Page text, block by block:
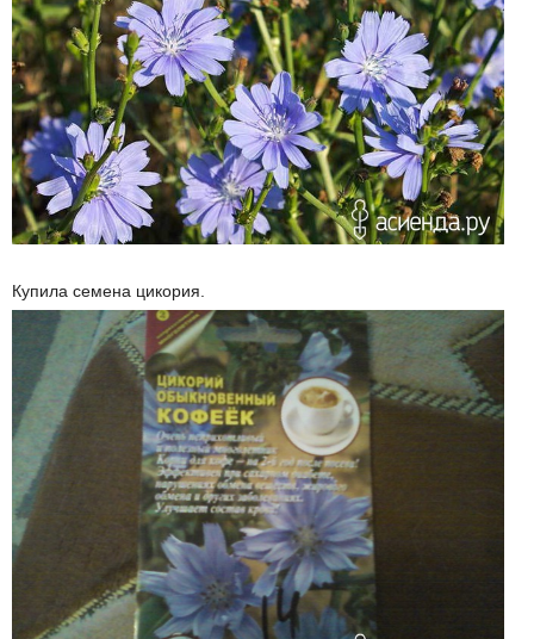
Купила семена цикория.